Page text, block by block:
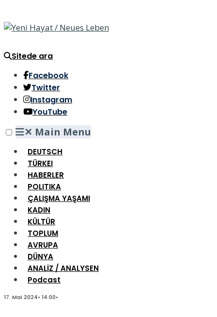
Sitede ara
Facebook
Twitter
Instagram
YouTube
✕ Main Menu
DEUTSCH
TÜRKEI
HABERLER
POLITIKA
ÇALIŞMA YAŞAMI
KADIN
KÜLTÜR
TOPLUM
AVRUPA
DÜNYA
ANALİZ / ANALYSEN
Podcast
17. Mai 2024• 14:00•